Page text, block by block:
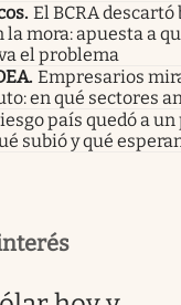
. El BCRA
mora: apuesta a
el problema
. Empresarios
en qué sectores
país quedó a un
subió y qué